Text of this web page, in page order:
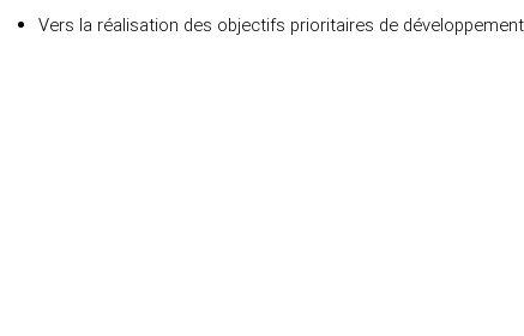
Vers la réalisation des objectifs prioritaires de